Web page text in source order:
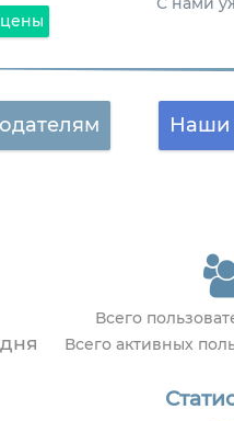
Наши
Всего
Всего активных